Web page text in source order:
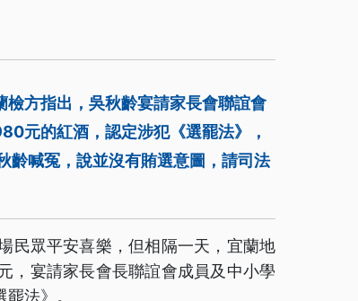
方指出，吳秋齡宴請家長會聯誼會
元的紅酒，認定涉犯《選罷法》，
齡喊冤，說並沒有賄選意圖，請司法
民眾平安喜樂，但相隔一天，宜蘭地
，宴請家長會長聯誼會成員及中小學
法》。